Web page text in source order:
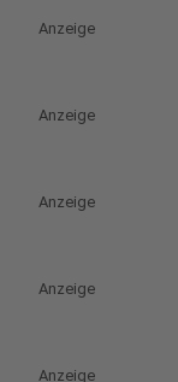
Anzeige
Anzeige
Anzeige
Anzeige
Anzeige